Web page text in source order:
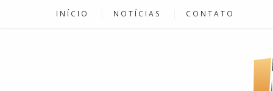
INÍCIO NOTÍCIAS CONTATO